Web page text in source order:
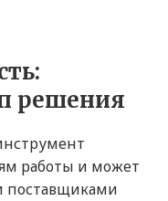
решения
работы и может
поставщиками